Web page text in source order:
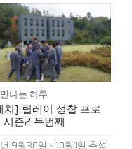
나는 하루
치] 릴레이 성찰 프로
시즌2 두번째
9월30일 ~ 10월1일 추석